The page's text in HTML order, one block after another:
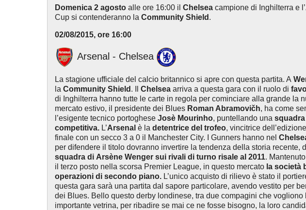
Domenica 2 agosto alle ore 16:00 il Chelsea campione di Inghilterra e l’
Cup si contenderanno la Community Shield .
02/08/2015, ore 16:00
Arsenal - Chelsea
La stagione ufficiale del calcio britannico si apre con questa partita. A
la Community Shield . Il Chelsea arriva a questa gara con il ruolo di
di Inghilterra hanno tutte le carte in regola per cominciare alla grande la
mercato estivo, il presidente dei Blues Roman Abramovičh, ha come
l’esigente tecnico portoghese Josè Mourinho, puntellando una
competitiva. L’Arsenal è la detentrice del trofeo, vincitrice
finale con un secco 3 a 0 il Manchester City. I Gunners hanno nel
per difendere il titolo dovranno invertire la tendenza della storia recente,
squadra di Arsène Wenger sui rivali di turno risale al 2011.
il terzo posto nella scorsa Premier League, in questo mercato la società
operazioni di secondo piano. L’unico acquisto di rilievo è stato il
questa gara sarà una partita dal sapore particolare, avendo vestito per
dei Blues. Bello questo derby londinese, tra due compagini che vogliono
importante vetrina, per ribadire se mai ce ne fosse bisogno, la loro